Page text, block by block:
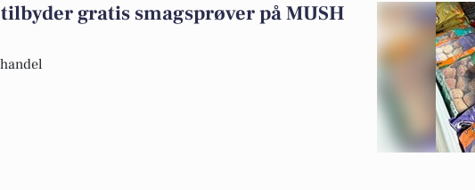
gratis smagsprøver på MUSH